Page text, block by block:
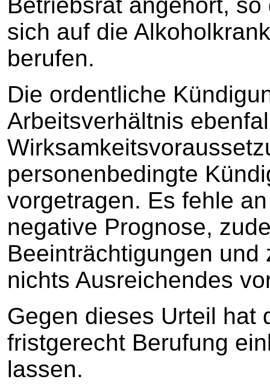
sich auf die
berufen.
Die ordentliche
Arbeitsverhältnis
personenbedingte
vorgetragen. Es fehle
negative Prognose,
Beeinträchtigungen
nichts Ausreichendes
Gegen dieses Urteil hat
fristgerecht Berufung
lassen.